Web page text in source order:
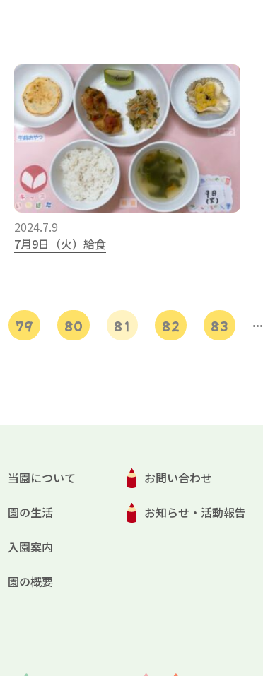
2024.7.9
7月9日（火）給食
79 80 81 82 83 …
当園について
園の生活
入園案内
園の概要
お問い合わせ
お知らせ・活動報告